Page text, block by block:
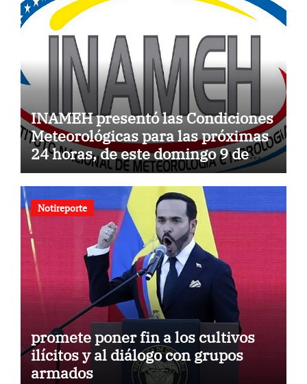
INAMEH presentó las Condiciones
Meteorológicas para las próximas
24 horas, de este domingo 9 de
agosto 2026
Notireporte
promete poner fin a los cultivos
ilícitos y al diálogo con grupos
armados